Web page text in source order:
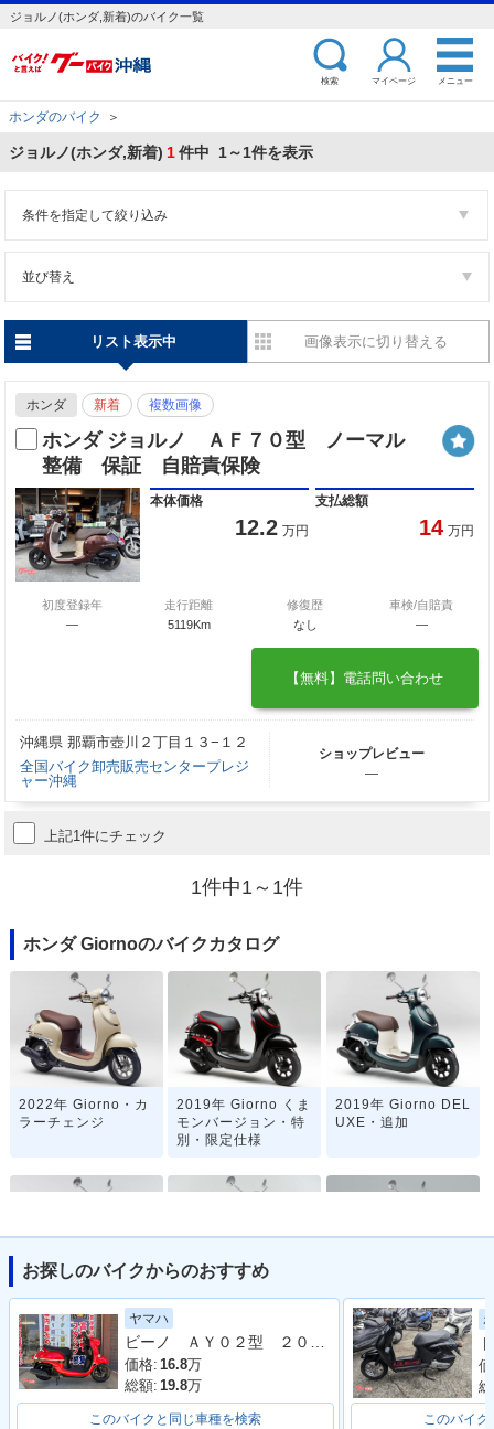
ジョルノ(ホンダ,新着)のバイク一覧
検索 マイページ メニュー
ホンダのバイク ＞
ジョルノ(ホンダ,新着) 1件中 1～1件を表示
条件を指定して絞り込み
並び替え
リスト表示中 画像表示に切り替える
ホンダ 新着 複数画像
ホンダ ジョルノ ＡＦ７０型 ノーマル
整備 保証 自賠責保険
本体価格
12.2 万円
支払総額
14 万円
初度登録年
―
走行距離
5119Km
修復歴
なし
車検/自賠責
―
【無料】電話問い合わせ
沖縄県 那覇市壺川２丁目１３−１２
全国バイク卸売販売センタープレジ
ャー沖縄
ショップレビュー
―
上記1件にチェック
1件中1～1件
ホンダ Giornoのバイクカタログ
2022年 Giorno・カ
ラーチェンジ
2019年 Giorno くま
モンバージョン・特
別・限定仕様
2019年 Giorno DEL
UXE・追加
2019年 Giorno・カ
ラーチェンジ
様
2018年 Giorno くま
モンバージョン・特
別・限定仕様
お探しのバイクからのおすすめ
ヤマハ
ビーノ ＡＹ０２型 ２０２４年モデル アイドリングストップ シガーソケット コンビニフック
価格: 16.8万
総額: 19.8万
このバイクと同じ車種を検索 このバイク